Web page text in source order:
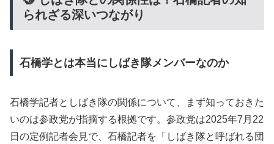
られざる深いつながり
石橋学とは本当にしばき隊メンバーなのか
石橋学記者としばき隊の関係について、まず知っておきた
いのは参政党が指摘する根拠です。参政党は2025年7月22
日の定例記者会見で、石橋記者を「しばき隊と呼ばれる団